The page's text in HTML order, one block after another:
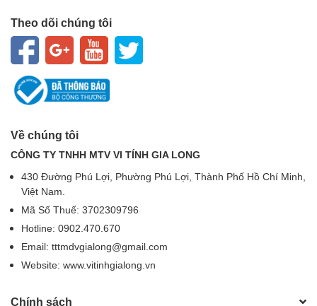
Theo dõi chúng tôi
Về chúng tôi
CÔNG TY TNHH MTV VI TÍNH GIA LONG
430 Đường Phú Lợi, Phường Phú Lợi, Thành Phố Hồ Chí Minh,
Việt Nam.
Mã Số Thuế: 3702309796
Hotline: 0902.470.670
Email: tttmdvgialong@gmail.com
Website: www.vitinhgialong.vn
Chính sách